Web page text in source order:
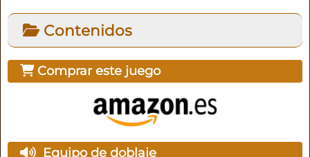
Contenidos
Comprar este juego
Equipo de doblaje